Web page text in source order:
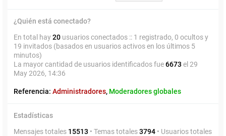
¿Quién está conectado?
En total hay20 usuarios conectados :: 1 registrado, 0 ocultos y
19 invitados (basados en usuarios activos en los últimos 5
minutos)
La mayor cantidad de usuarios identificados fue6673 el 29
May 2026, 14:36
Referencia: Administradores, Moderadores globales
Estadísticas
Mensajes totales 15513 • Temas totales3794 • Usuarios totales